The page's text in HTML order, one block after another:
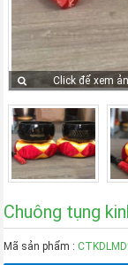
Click để xem
Chuông tụng
Mã sản phẩm :